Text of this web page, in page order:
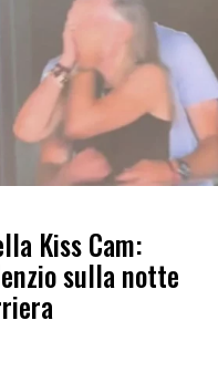
Kiss Cam:
sulla notte